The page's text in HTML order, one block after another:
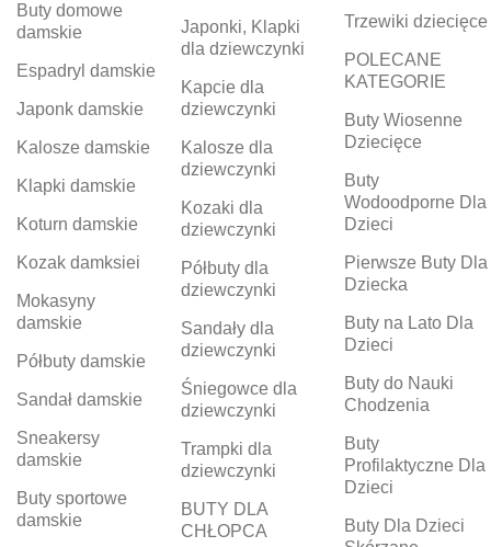
Buty domowe
damskie
Espadryl damskie
Japonk damskie
Kalosze damskie
Klapki damskie
Koturn damskie
Kozak damksiei
Mokasyny
damskie
Półbuty damskie
Sandał damskie
Sneakersy
damskie
Buty sportowe
damskie
Japonki, Klapki
dla dziewczynki
Kapcie dla
dziewczynki
Kalosze dla
dziewczynki
Kozaki dla
dziewczynki
Półbuty dla
dziewczynki
Sandały dla
dziewczynki
Śniegowce dla
dziewczynki
Trampki dla
dziewczynki
BUTY DLA
CHŁOPCA
Trzewiki dziecięce
POLECANE
KATEGORIE
Buty Wiosenne
Dziecięce
Buty
Wodoodporne Dla
Dzieci
Pierwsze Buty Dla
Dziecka
Buty na Lato Dla
Dzieci
Buty do Nauki
Chodzenia
Buty
Profilaktyczne Dla
Dzieci
Buty Dla Dzieci